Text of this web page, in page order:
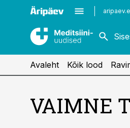
Kirurgia
Naistehaigused
Avaleht Kõik lood
VAIMNE